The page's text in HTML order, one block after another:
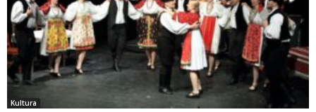
Kultura